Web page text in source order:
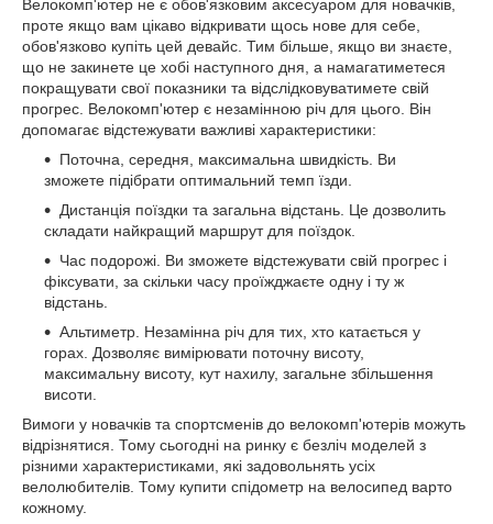
Велокомп'ютер не є обов'язковим аксесуаром для новачків,
проте якщо вам цікаво відкривати щось нове для себе,
обов'язково купіть цей девайс. Тим більше, якщо ви знаєте,
що не закинете це хобі наступного дня, а намагатиметеся
покращувати свої показники та відслідковуватимете свій
прогрес. Велокомп'ютер є незамінною річ для цього. Він
допомагає відстежувати важливі характеристики:
Поточна, середня, максимальна швидкість. Ви
зможете підібрати оптимальний темп їзди.
Дистанція поїздки та загальна відстань. Це дозволить
складати найкращий маршрут для поїздок.
Час подорожі. Ви зможете відстежувати свій прогрес і
фіксувати, за скільки часу проїжджаєте одну і ту ж
відстань.
Альтиметр. Незамінна річ для тих, хто катається у
горах. Дозволяє вимірювати поточну висоту,
максимальну висоту, кут нахилу, загальне збільшення
висоти.
Вимоги у новачків та спортсменів до велокомп'ютерів можуть
відрізнятися. Тому сьогодні на ринку є безліч моделей з
різними характеристиками, які задовольнять усіх
велолюбителів. Тому купити спідометр на велосипед варто
кожному.